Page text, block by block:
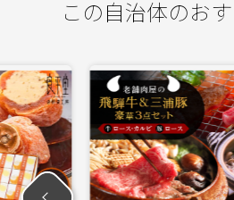
この自治体のお